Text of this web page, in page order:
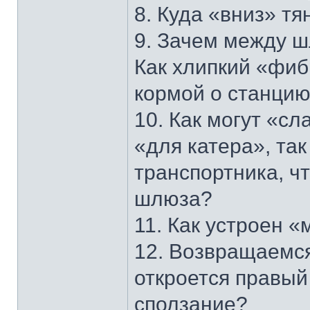
8. Куда «вниз»
9. Зачем между
Как хлипкий
кормой о
10. Как могут
«для катера»,
транспортника,
шлюза?
11. Как устроен
12.
откроется
сползание?